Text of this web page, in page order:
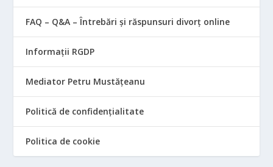
FAQ – Q&A – Întrebări și răspunsuri divorț online
Informații RGDP
Mediator Petru Mustățeanu
Politică de confidențialitate
Politica de cookie